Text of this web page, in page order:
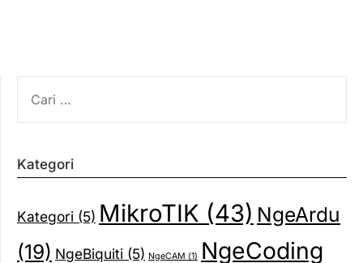
UNTUK:
Kategori
Kategori (5) MikroTIK (43) NgeArdu
(19) NgeBiquiti (5) NgeCAM (1) NgeCoding